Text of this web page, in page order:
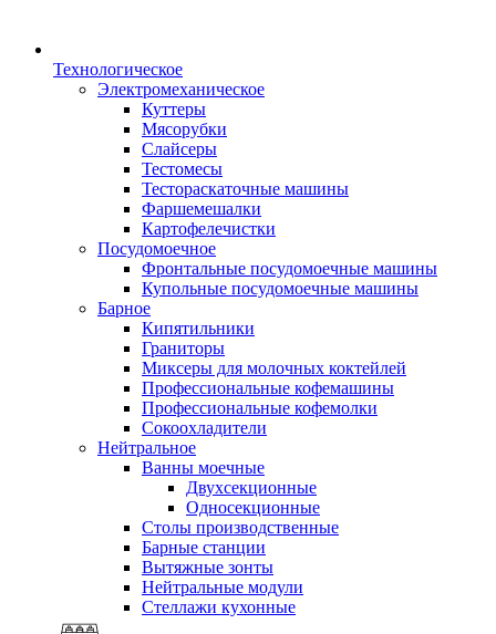
Технологическое
Электромеханическое
Куттеры
Мясорубки
Слайсеры
Тестомесы
Тестораскаточные машины
Фаршемешалки
Картофелечистки
Посудомоечное
Фронтальные посудомоечные машины
Купольные посудомоечные машины
Барное
Кипятильники
Граниторы
Миксеры для молочных коктейлей
Профессиональные кофемашины
Профессиональные кофемолки
Сокоохладители
Нейтральное
Ванны моечные
Двухсекционные
Односекционные
Столы производственные
Барные станции
Вытяжные зонты
Нейтральные модули
Стеллажи кухонные